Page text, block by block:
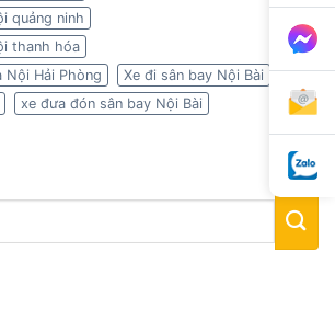
quảng ninh
thanh hóa
Nội Hải Phòng
Xe đi sân bay Nội Bài
xe đưa đón sân bay Nội Bài